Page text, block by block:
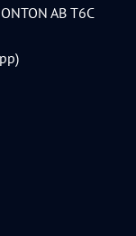
AB T6C